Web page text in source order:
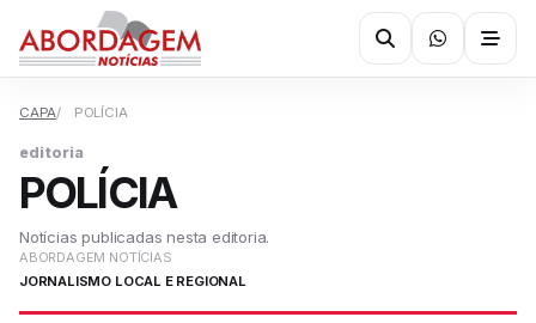
CAPA POLÍCIA
editoria
POLÍCIA
Notícias publicadas nesta editoria.
ABORDAGEM NOTÍCIAS
JORNALISMO LOCAL E REGIONAL